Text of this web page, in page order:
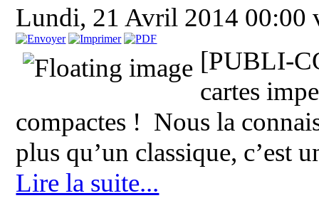
Lundi, 21 Avril 2014 00:00
[PUBLI-
cartes
compactes ! Nous la
plus qu’un classique, c’est
Lire la suite...